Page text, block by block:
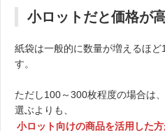
小ロットだと価格が
紙袋は一般的に数量が増えるほ
す。
ただし100～300枚程度の場合は
選ぶよりも、
小ロット向けの商品を活用した